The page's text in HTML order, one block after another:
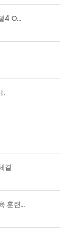
[신제품 출시] OTG 콘텐츠 보안 솔루션 "미디어쉘4 OTG" 출시
.
결
제주대 사이버인재교육원-테르텐, 사이버보안교육 훈련 공동 협력 추진